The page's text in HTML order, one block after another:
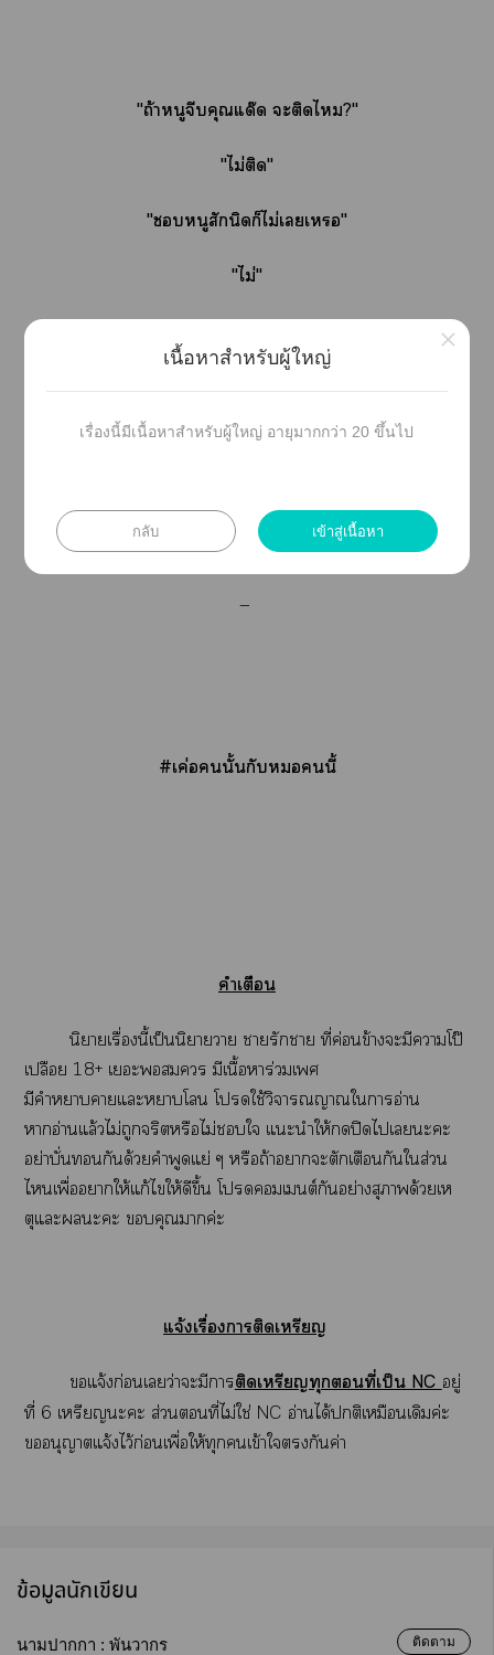
"ถ้าหนูจีบคุณแด๊ด ะติดไ?"
"ไม่ติด"
"หนูสักนิดก็ไม่เเ"
"ไม่"
"ถ้าไม่หยุดพูดาฉันะเาไ 9 นิ้วยัดาเ"
"ก็ยัดาเ- อื้อ! อ่ ๆ"
—
#เค่อนั้นกับนี้
คำเตือน
นิยายเรื่องนี้เป็นนิยายา ารักา ที่ค่อนข้างะมีาโป๊
เปลือย 18+ เะ มีเนื้อหาร่วมเ
มีคำาาแะาโ โใช้วิจารณญาณใาอ่าน
าอ่านแล้วไม่ถูกจริตหรือไม่ใ แะนำให้ปิดไเะะ
อย่าบั่นกันด้วยคำพูดแย่ ๆ หรือถ้าาะตักเตือนกันใส่วน
ไเพื่อาให้แก้ไให้ดีขึ้น โเต์กันอย่างสุภาพด้วยเห
ตุแะะะ คุณาค่ะ
แจ้งเรื่องาติดเหรียญ
แจ้งก่อนเว่าะมีาติดเหรียญทุกที่เป็น NCอยู่
ที่ 6 เหรียญะะ ส่วนที่ไม่ใช่ NC อ่านได้ติเหมือนเดิมค่ะ
อนุญาตแจ้งไว้ก่อนเพื่อให้ทุกเข้าใกันค่า
ข้อมูลนักเขียน
นามปากกา : พันวากร ติดตาม
เนื้อหาสำหรับผู้ใหญ่
เรื่องนี้มีเนื้อหาสำหรับผู้ใหญ่ อายุมากกว่า 20 ขึ้นไป
กลับ เข้าสู่เนื้อหา
×